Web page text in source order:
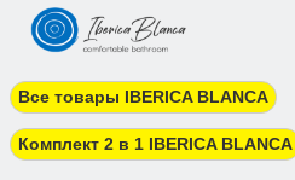
Все товары IBERICA BLANCA
Комплект 2 в 1 IBERICA BLANCA